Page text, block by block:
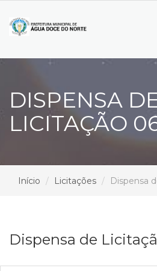
DISPENSA
LICITAÇÃO
Início Licitações Dispensa
Dispensa de